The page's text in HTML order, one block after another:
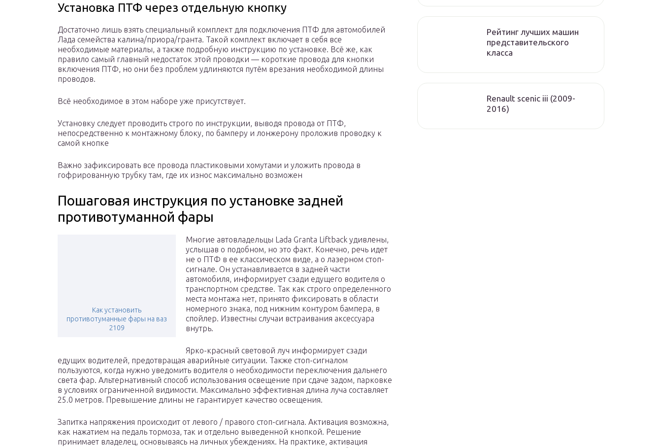
Установка ПТФ через отдельную кнопку
Достаточно лишь взять специальный комплект для подключения ПТФ для автомобилей
Лада семейства калина/приора/гранта. Такой комплект включает в себя все
необходимые материалы, а также подробную инструкцию по установке. Всё же, как
правило самый главный недостаток этой проводки — короткие провода для кнопки
включения ПТФ, но они без проблем удлиняются путём врезания необходимой длины
проводов.
Всё необходимое в этом наборе уже присутствует.
Установку следует проводить строго по инструкции, выводя провода от ПТФ,
непосредственно к монтажному блоку, по бамперу и лонжерону проложив проводку к
самой кнопке
Важно зафиксировать все провода пластиковыми хомутами и уложить провода в
гофрированную трубку там, где их износ максимально возможен
Пошаговая инструкция по установке задней
противотуманной фары
Как установить
противотуманные фары на ваз
2109
Многие автовладельцы Lada Granta Liftback удивлены,
услышав о подобном, но это факт. Конечно, речь идет
не о ПТФ в ее классическом виде, а о лазерном стоп-
сигнале. Он устанавливается в задней части
автомобиля, информирует сзади едущего водителя о
транспортном средстве. Так как строго определенного
места монтажа нет, принято фиксировать в области
номерного знака, под нижним контуром бампера, в
спойлер. Известны случаи встраивания аксессуара
внутрь.
Ярко-красный световой луч информирует сзади
едущих водителей, предотвращая аварийные ситуации. Также стоп-сигналом
пользуются, когда нужно уведомить водителя о необходимости переключения дальнего
света фар. Альтернативный способ использования освещение при сдаче задом, парковке
в условиях ограниченной видимости. Максимально эффективная длина луча составляет
25.0 метров. Превышение длины не гарантирует качество освещения.
Запитка напряжения происходит от левого / правого стоп-сигнала. Активация возможна,
как нажатием на педаль тормоза, так и отдельно выведенной кнопкой. Решение
принимает владелец, основываясь на личных убеждениях. На практике, активация
Рейтинг лучших машин
представительского
класса
Renault scenic iii (2009-
2016)